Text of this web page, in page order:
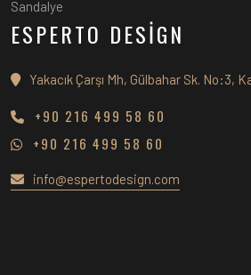
Sandalye
ESPERTO DESİGN
Yakacık Çarşı Mh, Gülbahar Sk. No:3,
+90 216 499 58 60
+90 216 499 58 60
info@espertodesign.com